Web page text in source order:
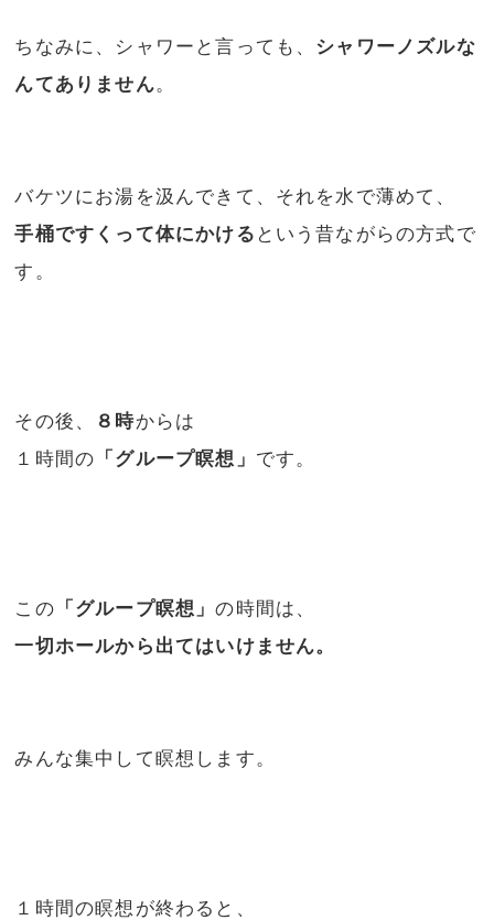
ちなみに、シャワーと言っても、 シャワーノズルな
んてありません。
バケツにお湯を汲んできて、それを水で薄めて、
手桶ですくって体にかける という昔ながらの方式で
す。
その後、 ８時からは
１時間の 「グループ瞑想」 です。
この 「グループ瞑想」の時間は、
一切ホールから出てはいけません。
みんな集中して瞑想します。
１時間の瞑想が終わると、